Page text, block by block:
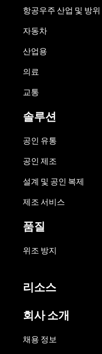
항공우주 산업 및 방위
자동차
산업용
의료
교통
솔루션
공인 유통
공인 제조
설계 및 공인 복제
제조 서비스
품질
위조 방지
리소스
회사 소개
채용 정보